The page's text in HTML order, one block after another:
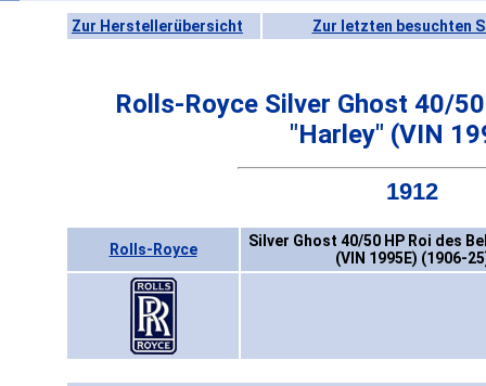
Zur Herstellerübersicht Zur letzten besuchten
Rolls-Royce Silver Ghost 40/
"Harley" (VIN
1912
Rolls-Royce
Silver Ghost 40/50 HP Roi des
(VIN 1995E) (1906-